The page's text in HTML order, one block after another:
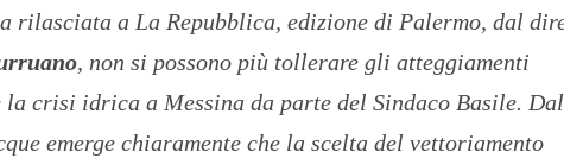
I
R
N
rilasciata a La Repubblica, edizione di Palermo, dal
, non si possono più tollerare gli atteggiamenti
crisi idrica a Messina da parte del Sindaco Basile.
emerge chiaramente che la scelta del vettoriamento